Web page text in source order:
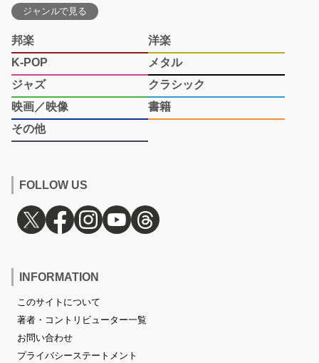
ジャンルで見る
邦楽
洋楽
K-POP
メタル
ジャズ
クラシック
映画／映像
書籍
その他
FOLLOW US
INFORMATION
このサイトについて
著者・コントリビューター一覧
お問い合わせ
プライバシーステートメント